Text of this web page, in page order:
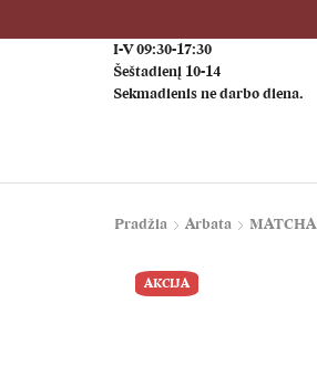
I-V 09:30-17:30
Šeštadienį 10-14
Sekmadienis ne darbo diena.
Pradžia Arbata MATCHA
AKCIJA